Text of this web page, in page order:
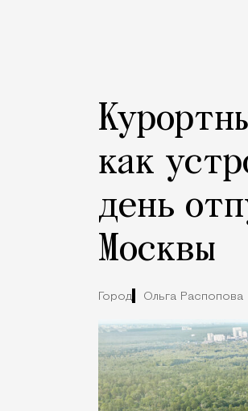
как
день
Москвы
Город Ольга Распопова